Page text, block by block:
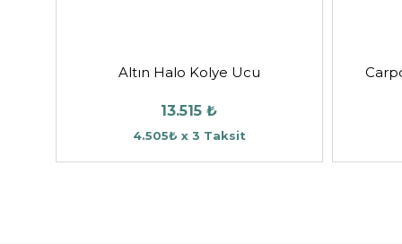
Altın Halo Kolye Ucu
13.515 ₺
4.505₺ x 3 Taksit